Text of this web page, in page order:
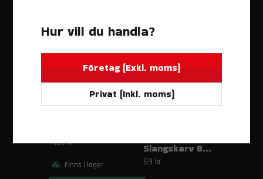
Detta skarvrör är ett pålitligt val för att skapa starka
och temperaturbeständiga förbindelser i alla typer av
enkla montering är det en kostnadseffektiv och hållbar
Har du frågor om installation eller
användningsområden?
Fri frakt över 1995 kr inom Sverige!
11,25 kr
Finns i lager
Slangskarv 8mm-6mm
59 kr
Hur vill du handla?
Företag (Exkl. moms)
Privat (Inkl. moms)